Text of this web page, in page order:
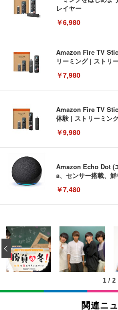
レイヤー
￥6,980
Amazon Fire TV
リーミング | ストリ
￥7,980
Amazon Fire TV
体験 | ストリーミン
￥9,980
Amazon Echo Dot (
a、センサー搭載、
￥7,480
[EdoErgo] オフィス
い 跳ね上げ式アーム
キング pc 事務椅子
ン樹脂ベース 通気
(黒網+黒枠+黒足)
￥5,699
SIHOO B100 オフィ
ュチェア 人間工学
EIZO ビジネス向け
EV3240X-WT | 31.5
イト
￥105,595
EIZO ビジネス向け
Amazonベーシック
回使い捨て 無香料 ホ
￥3,373
Amazonベーシック
x2袋(84枚) ホワイト
1 / 2
‹
関連ニ